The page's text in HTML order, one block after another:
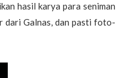
hasil karya para seniman
dari Galnas, dan pasti foto-